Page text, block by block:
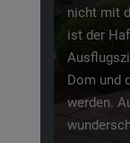
nicht mit
ist der
Dom und
werden.